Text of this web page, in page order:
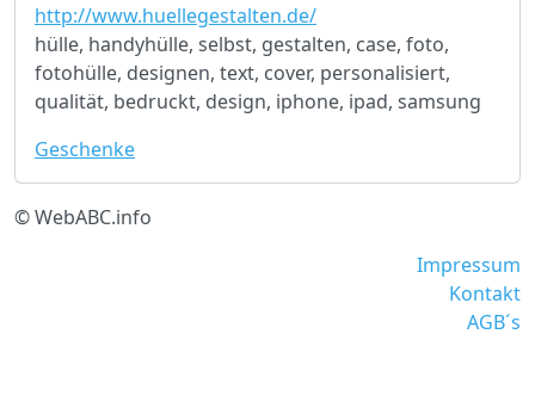
http://www.huellegestalten.de/
hülle, handyhülle, selbst, gestalten, case, foto,
fotohülle, designen, text, cover, personalisiert,
qualität, bedruckt, design, iphone, ipad, samsung
Geschenke
© WebABC.info
Impressum
Kontakt
AGB´s